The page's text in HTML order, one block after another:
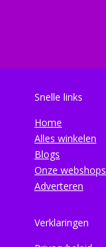
Snelle links
Home
Alles winkelen
Blogs
Onze webshops
Adverteren
Verklaringen